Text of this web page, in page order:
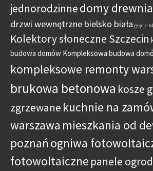
jednorodzinnedomy
drzwi wewnętrzne bielsko biała gięcie
Kolektory słoneczne Szczecin
budowa domów Kompleksowa budowa
kompleksowe remonty
brukowa betonowa kosze
zgrzewane kuchnie na
warszawa mieszkania od
poznań ogniwa
fotowoltaiczne panele